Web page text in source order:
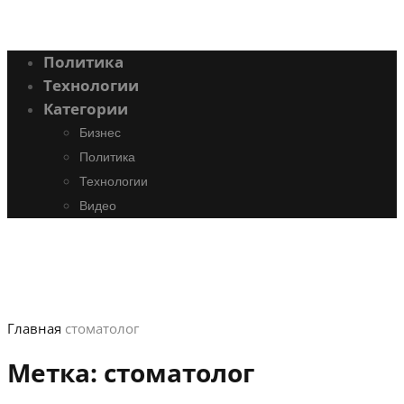
Политика
Технологии
Категории
Бизнес
Политика
Технологии
Видео
Главная стоматолог
Метка: стоматолог